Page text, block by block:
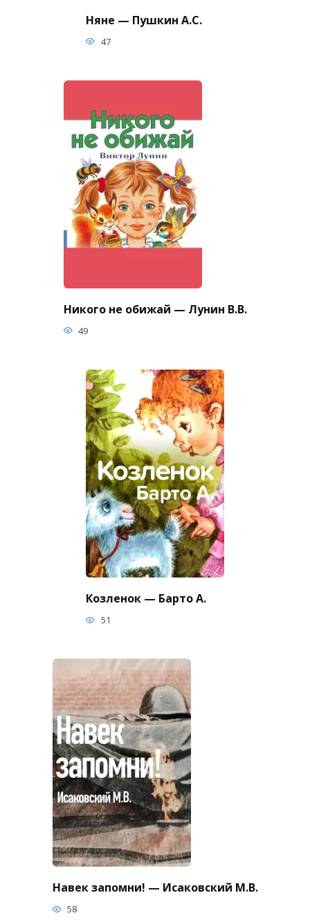
Няне — Пушкин А.С.
47
Никого не обижай — Лунин В.В.
49
Козленок — Барто А.
51
Навек запомни! — Исаковский М.В.
58